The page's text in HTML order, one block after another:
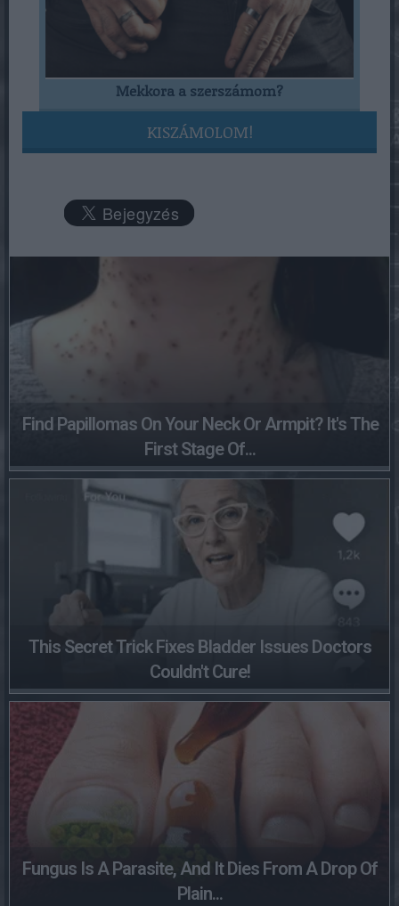
Mekkora a szerszámom?
KISZÁMOLOM!
Find Papillomas On Your Neck Or Armpit? It's The
First Stage Of...
This Secret Trick Fixes Bladder Issues Doctors
Couldn't Cure!
Fungus Is A Parasite, And It Dies From A Drop Of
Plain...